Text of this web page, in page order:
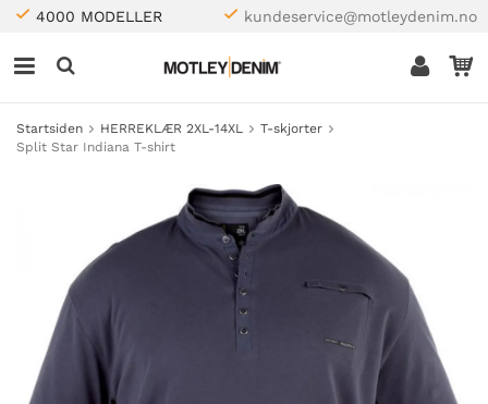
4000 MODELLER kundeservice@motleydenim.no
Startsiden HERREKLÆR 2XL-14XL
T-skjorter
Split Star Indiana T-shirt